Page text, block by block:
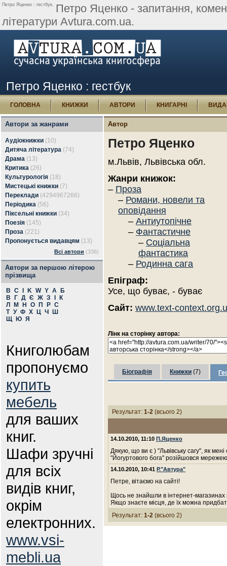
Петро Яценко : гестбук. Петро Яценко - запитання,
літератури Avtura.com.ua.
Петро Яценко : гестбук
ГОЛОВНА КНИЖКИ АВТОРИ КНИГАРНІ
Автори за жанрами
Аудіокнижки (10)
Дитяча література (74)
Драма (13)
Критика (26)
Культурологія (18)
Мистецькі книжки (7)
Переклади (4294967266)
Періодика (56)
Піксельні книжки (34)
Поезія (145)
Проза (221)
Пропонується видавцям (13)
Всі автори (336)
Автори за першою літерою
прізвища
B C K W Y А
Б
В
Г Д Є Ж З
К
Л
М Н О П Р С
Т У Ф Х Ц Ч
Ш
Щ
Ю Я
Книголюбам
пропонуємо
купить
мебель
для ваших
книг.
Шафи зручні
для всіх
видів книг,
окрім
електронних.
www.vsi-
mebli.ua
Автор
Петро Яценко
м.Львів, Львівська обл.
Жанри книжок:
– Проза
– Романи, новели та
оповідання
– Антиутопічне
– Фантастичне
– Соціальна
фантастика
– Родинна сага
Епіграф:
Усе, що буває, - буває
Сайт: www.text-
Лінк на сторінку автора:
Біографія Книжки (7)
Результат: 1-2 (всього 2)
14.10.2010, 11:10 П.Яценко
Дякую, що ви є ) "Львівську сагу", як
"Йогуртового бога" розійшовся
14.10.2010, 10:41 Р."Автура"
Петре, вітаємо на сайті!
Щось не знайшли в інтернет-
Якщо знаєте місця, де їх можна
Результат: 1-2 (всього 2)